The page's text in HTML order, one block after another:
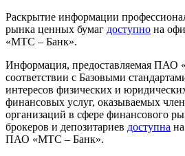
Раскрытие информации
рынка ценных бумаг доступно на
«МТС – Банк».
Информация, предоставляемая ПАО
соответствии с Базовыми
интересов физических и
финансовых услуг, оказываемых
организаций в сфере финансового
брокеров и депозитариев доступна
ПАО «МТС – Банк».